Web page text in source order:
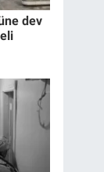
dev